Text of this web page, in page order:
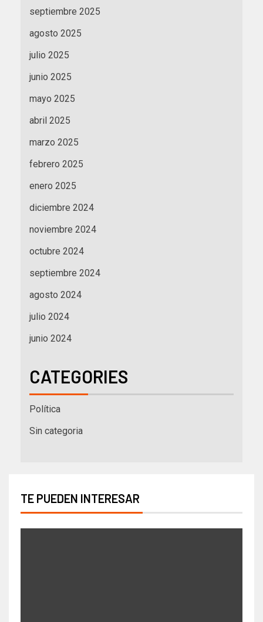
septiembre 2025
agosto 2025
julio 2025
junio 2025
mayo 2025
abril 2025
marzo 2025
febrero 2025
enero 2025
diciembre 2024
noviembre 2024
octubre 2024
septiembre 2024
agosto 2024
julio 2024
junio 2024
CATEGORIES
Política
Sin categoria
TE PUEDEN INTERESAR